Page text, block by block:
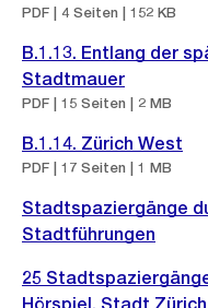
PDF | 4 Seiten | 152 KB
B.1.13. Entlang der
Stadtmauer
PDF | 15 Seiten | 2 MB
B.1.14. Zürich West
PDF | 17 Seiten | 1 MB
Externer
Link:
Stadtspaziergänge
Stadtführungen
25